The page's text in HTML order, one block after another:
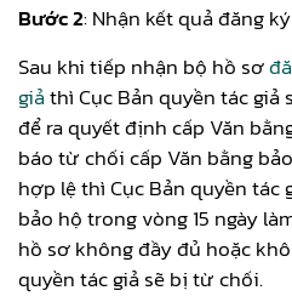
Bước 2: Nhận kết quả đăng ký
Sau khi tiếp nhận bộ hồ sơ
giảthì Cục Bản quyền tác giả
để ra quyết định cấp Văn
báo từ chối cấp Văn bằng
hợp lệ thì Cục Bản quyền tác
bảo hộ trong vòng 15 ngày
hồ sơ không đầy đủ hoặc
quyền tác giả sẽ bị từ chối.